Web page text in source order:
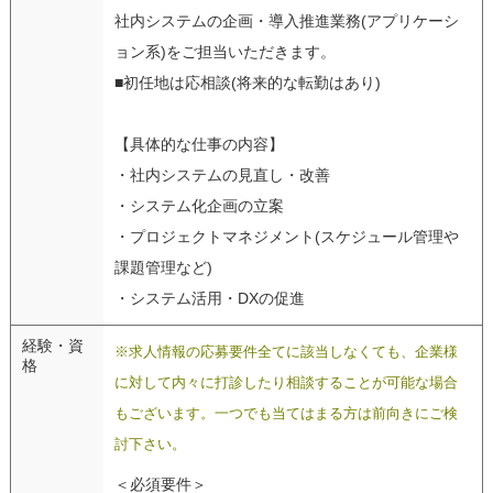
社内システムの企画・導入推進業務(アプリケーシ
ョン系)をご担当いただきます。
■初任地は応相談(将来的な転勤はあり)
【具体的な仕事の内容】
・社内システムの見直し・改善
・システム化企画の立案
・プロジェクトマネジメント(スケジュール管理や
課題管理など)
・システム活用・DXの促進
経験・資
格
※求人情報の応募要件全てに該当しなくても、企業様
に対して内々に打診したり相談することが可能な場合
もございます。一つでも当てはまる方は前向きにご検
討下さい。
＜必須要件＞